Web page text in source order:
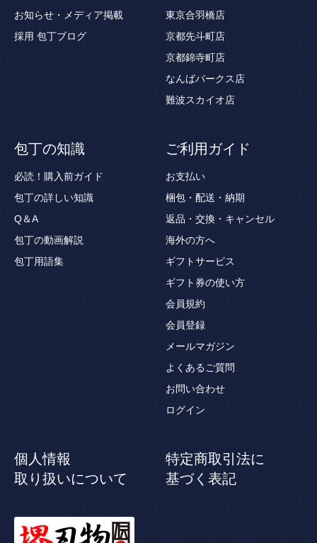
お知らせ・メディア掲載
採用 包丁ブログ
東京合羽橋店
京都先斗町店
京都錦寺町店
なんばパークス店
難波スカイオ店
包丁の知識
必読！購入前ガイド
包丁の詳しい知識
Q＆A
包丁の動画解説
包丁用語集
ご利用ガイド
お支払い
梱包・配送・納期
返品・交換・キャンセル
海外の方へ
ギフトサービス
ギフト券の使い方
会員規約
会員登録
メールマガジン
よくあるご質問
お問い合わせ
ログイン
個人情報
取り扱いについて
特定商取引法に
基づく表記